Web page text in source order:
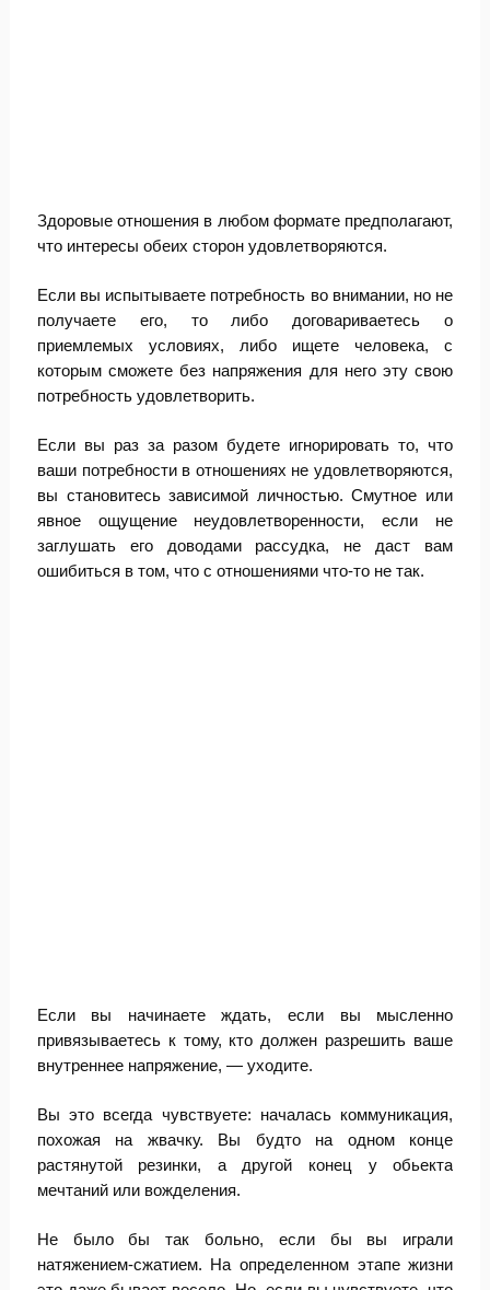
Здоровые отношения в любом формате предполагают,
что интересы обеих сторон удовлетворяются.
Если вы испытываете потребность во внимании, но не
получаете его, то либо договариваетесь о
приемлемых условиях, либо ищете человека, с
которым сможете без напряжения для него эту свою
потребность удовлетворить.
Если вы раз за разом будете игнорировать то, что
ваши потребности в отношениях не удовлетворяются,
вы становитесь зависимой личностью. Смутное или
явное ощущение неудовлетворенности, если не
заглушать его доводами рассудка, не даст вам
ошибиться в том, что с отношениями что-то не так.
Если вы начинаете ждать, если вы мысленно
привязываетесь к тому, кто должен разрешить ваше
внутреннее напряжение, — уходите.
Вы это всегда чувствуете: началась коммуникация,
похожая на жвачку. Вы будто на одном конце
растянутой резинки, а другой конец у обьекта
мечтаний или вожделения.
Не было бы так больно, если бы вы играли
натяжением-сжатием. На определенном этапе жизни